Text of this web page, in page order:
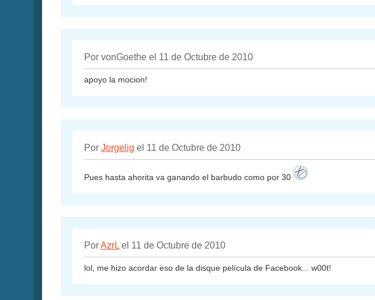
Por vonGoethe el 11 de Octubre de 2010
apoyo la mocion!
Por Jorgelig el 11 de Octubre de 2010
Pues hasta ahorita va ganando el barbudo como por 30
PorAzrLel 11 de Octubre de 2010
lol, me hizo acordar eso de la disque película de Facebook... w00t!